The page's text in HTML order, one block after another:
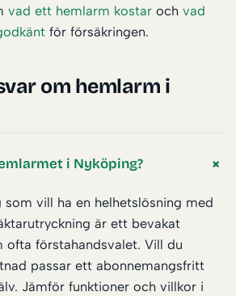
vad ett hemlarm kostar och vad
för försäkringen.
om hemlarm i
i Nyköping?
vill ha en helhetslösning med
är ett bevakat
ofta förstahandsvalet. Vill du
passar ett abonnemangsfritt
Jämför funktioner och villkor i